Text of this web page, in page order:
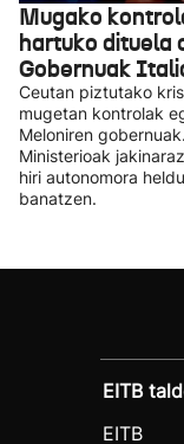
Mugako
hartuko dituela
Gobernuak
Ceutan piztutako
mugetan kontrolak
Meloniren
Ministerioak
hiri autonomora
banatzen.
EITB
EITB